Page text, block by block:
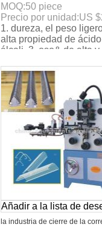
MOQ:50 piece
Precio por unidad:US $
1. dureza, el peso
alta propiedad de
álcali, 3. oso& de alta y
Añadir a la lista de
la industria de cierre de la